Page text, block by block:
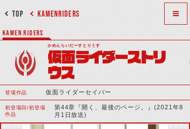
KAMENRIDERS
TOP
KAMEN RIDERS
かめんらいだーすとりうす
仮面ライダーストリ
ウス
登場作品 仮面ライダーセイバー
初登場回/初登場
作品
第44章『開く、最後のページ。』(2021年8
月1日放送)